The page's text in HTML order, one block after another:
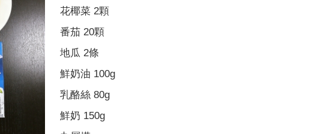
花椰菜 2顆
番茄 20顆
地瓜 2條
鮮奶油 100g
乳酪絲 80g
鮮奶 150g